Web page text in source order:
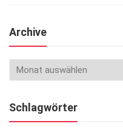
Archive
Schlagwörter